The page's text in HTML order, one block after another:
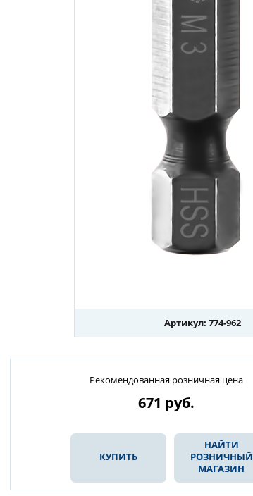
Артикул: 774-962
Рекомендованная розничная цена
671 руб.
КУПИТЬ
НАЙТИ
РОЗНИЧНЫЙ
МАГАЗИН